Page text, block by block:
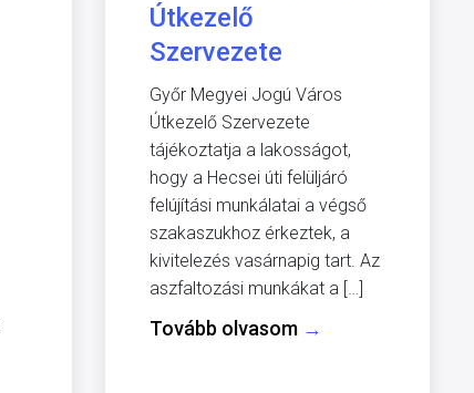
Útkezelő
Szervezete
Győr Megyei Jogú Város
Útkezelő Szervezete
tájékoztatja a lakosságot,
hogy a Hecsei úti felüljáró
felújítási munkálatai a végső
szakaszukhoz érkeztek, a
kivitelezés vasárnapig tart. Az
aszfaltozási munkákat a […]
Tovább olvasom →